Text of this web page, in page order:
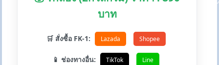
บาท
🛒 สั่งซื้อ FK-1: Lazada Shopee
📱 ช่องทางอื่น: TikTok Line